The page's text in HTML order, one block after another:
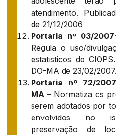
atendimento.
de 21/12/2006.
Portaria nº 03/2007-
Regula o uso/
estatísticos do
DO-MA de 23/02/2007.
Portaria nº 72/
MA – Normatiza os
serem adotados por
envolvidos no
preservação de